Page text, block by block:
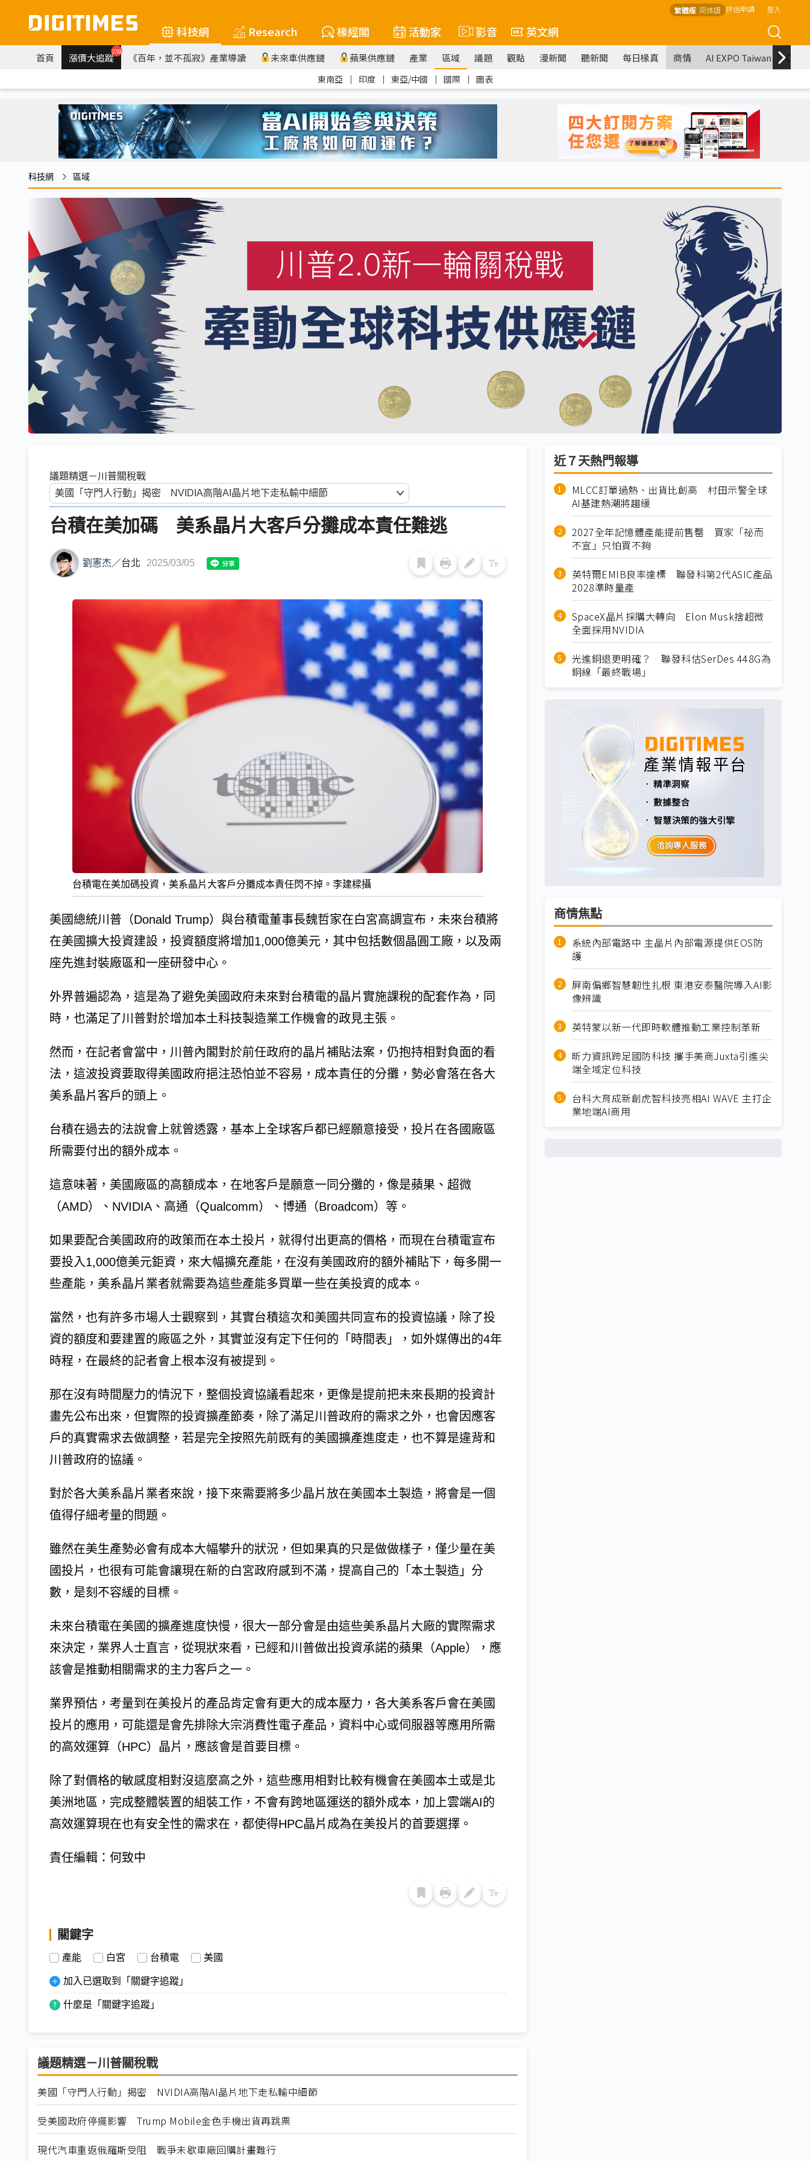
繁體版 简体版 評估申請 登入
科技網 Research 椽經閣 活動家 影音 英文網
首頁 漲價大追蹤259 《百年，並不孤寂》產業導讀 未來車供應鏈 蘋果供應鏈 產業 區域 議題 觀點 漫新聞 聽新聞 每日椽真 商情 AI EXPO Taiwan
東南亞 ｜ 印度 ｜ 東亞/中國 ｜ 國際 ｜ 圖表
科技網 區域
議題精選－川普關稅戰
台積在美加碼 美系晶片大客戶分攤成本責任難逃
劉憲杰 ／台北 2025/03/05
台積電在美加碼投資，美系晶片大客戶分攤成本責任閃不掉。李建樑攝
美國總統川普（Donald Trump）與台積電董事長魏哲家在白宮高調宣布，未來台積將
在美國擴大投資建設，投資額度將增加1,000億美元，其中包括數個晶圓工廠，以及兩
座先進封裝廠區和一座研發中心。
外界普遍認為，這是為了避免美國政府未來對台積電的晶片實施課稅的配套作為，同
時，也滿足了川普對於增加本土科技製造業工作機會的政見主張。
然而，在記者會當中，川普內閣對於前任政府的晶片補貼法案，仍抱持相對負面的看
法，這波投資要取得美國政府挹注恐怕並不容易，成本責任的分攤，勢必會落在各大
美系晶片客戶的頭上。
台積在過去的法說會上就曾透露，基本上全球客戶都已經願意接受，投片在各國廠區
所需要付出的額外成本。
這意味著，美國廠區的高額成本，在地客戶是願意一同分攤的，像是蘋果、超微
（AMD）、NVIDIA、高通（Qualcomm）、博通（Broadcom）等。
如果要配合美國政府的政策而在本土投片，就得付出更高的價格，而現在台積電宣布
要投入1,000億美元鉅資，來大幅擴充產能，在沒有美國政府的額外補貼下，每多開一
些產能，美系晶片業者就需要為這些產能多買單一些在美投資的成本。
當然，也有許多市場人士觀察到，其實台積這次和美國共同宣布的投資協議，除了投
資的額度和要建置的廠區之外，其實並沒有定下任何的「時間表」，如外媒傳出的4年
時程，在最終的記者會上根本沒有被提到。
那在沒有時間壓力的情況下，整個投資協議看起來，更像是提前把未來長期的投資計
畫先公布出來，但實際的投資擴產節奏，除了滿足川普政府的需求之外，也會因應客
戶的真實需求去做調整，若是完全按照先前既有的美國擴產進度走，也不算是違背和
川普政府的協議。
對於各大美系晶片業者來說，接下來需要將多少晶片放在美國本土製造，將會是一個
值得仔細考量的問題。
雖然在美生產勢必會有成本大幅攀升的狀況，但如果真的只是做做樣子，僅少量在美
國投片，也很有可能會讓現在新的白宮政府感到不滿，提高自己的「本土製造」分
數，是刻不容緩的目標。
未來台積電在美國的擴產進度快慢，很大一部分會是由這些美系晶片大廠的實際需求
來決定，業界人士直言，從現狀來看，已經和川普做出投資承諾的蘋果（Apple），應
該會是推動相關需求的主力客戶之一。
業界預估，考量到在美投片的產品肯定會有更大的成本壓力，各大美系客戶會在美國
投片的應用，可能還是會先排除大宗消費性電子產品，資料中心或伺服器等應用所需
的高效運算（HPC）晶片，應該會是首要目標。
除了對價格的敏感度相對沒這麼高之外，這些應用相對比較有機會在美國本土或是北
美洲地區，完成整體裝置的組裝工作，不會有跨地區運送的額外成本，加上雲端AI的
高效運算現在也有安全性的需求在，都使得HPC晶片成為在美投片的首要選擇。
責任編輯：何致中
關鍵字
產能 白宮 台積電 美國
加入已選取到「關鍵字追蹤」
什麼是「關鍵字追蹤」
議題精選－川普關稅戰
美國「守門人行動」揭密 NVIDIA高階AI晶片地下走私輸中細節
受美國政府停擺影響 Trump Mobile金色手機出貨再跳票
現代汽車重返俄羅斯受阻 戰爭未歇車廠回購計畫難行
近７天熱門報導
MLCC訂單過熱、出貨比創高 村田示警全球
AI基建熱潮將趨緩
2027全年記憶體產能提前售罄 買家「祕而
不宣」只怕買不夠
英特爾EMIB良率達標 聯發科第2代ASIC產品
2028準時量產
SpaceX晶片採購大轉向 Elon Musk捨超微
全面採用NVIDIA
光進銅退更明確？ 聯發科估SerDes 448G為
銅線「最終戰場」
商情焦點
系統內部電路中 主晶片內部電源提供EOS防
護
屏南偏鄉智慧韌性扎根 東港安泰醫院導入AI影
像辨識
英特蒙以新一代即時軟體推動工業控制革新
昕力資訊跨足國防科技 攜手美商Juxta引進尖
端全域定位科技
台科大育成新創虎智科技亮相AI WAVE 主打企
業地端AI商用